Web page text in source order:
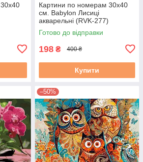
Картини по номерам 30х40
см. Babylon Лисиці
акварельні (RVK-277)
Готово до відправки
198 ₴ 400 ₴
Купити
–50%